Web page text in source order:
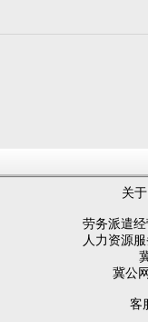
关
劳务派遣
人力资源
冀公
客